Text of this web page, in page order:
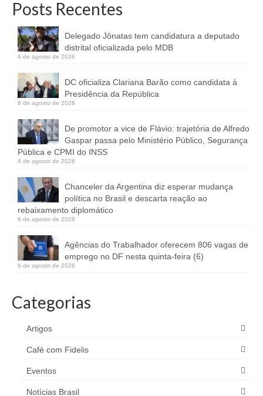
Posts Recentes
Delegado Jônatas tem candidatura a deputado
distrital oficializada pelo MDB
6 de agosto de 2026
DC oficializa Clariana Barão como candidata à
Presidência da República
6 de agosto de 2026
De promotor a vice de Flávio: trajetória de Alfredo
Gaspar passa pelo Ministério Público, Segurança
Pública e CPMI do INSS
6 de agosto de 2026
Chanceler da Argentina diz esperar mudança
política no Brasil e descarta reação ao
rebaixamento diplomático
6 de agosto de 2026
Agências do Trabalhador oferecem 806 vagas de
emprego no DF nesta quinta-feira (6)
6 de agosto de 2026
Categorias
Artigos
Café com Fidelis
Eventos
Notícias Brasil